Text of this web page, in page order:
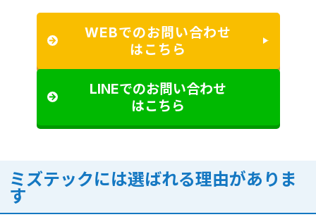
WEBでのお問い合わせ
はこちら
LINEでのお問い合わせ
はこちら
ミズテックには選ばれる理由がありま
す